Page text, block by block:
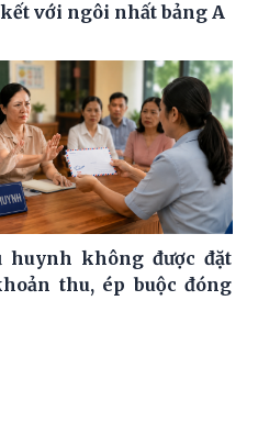
với ngôi nhất bảng A
huynh không được đặt
thu, ép buộc đóng